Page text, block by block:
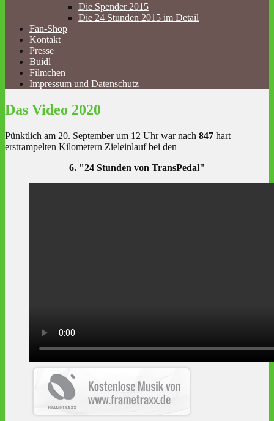
Die Spender 2015
Die 24 Stunden 2015 im Detail
Fan-Shop
Kontakt
Presse
Buidl
Filmchen
Impressum und Datenschutz
Das Video 2020
Pünktlich am 20. September um 12 Uhr war nach 847 hart
erstrampelten Kilometern Zieleinlauf bei den
6. "24 Stunden von TransPedal"